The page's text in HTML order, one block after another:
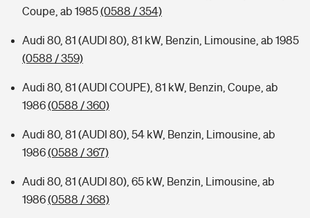
Coupe, ab 1985(0588 / 354)
Audi 80, 81 (AUDI 80), 81 kW, Benzin, Limousine, ab 1985
(0588 / 359)
Audi 80, 81 (AUDI COUPE), 81 kW, Benzin, Coupe, ab
1986(0588 / 360)
Audi 80, 81 (AUDI 80), 54 kW, Benzin, Limousine, ab
1986(0588 / 367)
Audi 80, 81 (AUDI 80), 65 kW, Benzin, Limousine, ab
1986(0588 / 368)